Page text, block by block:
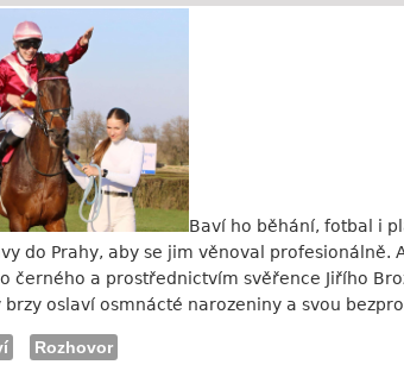
Baví ho běhání, fotbal i
do Prahy, aby se jim věnoval
černého a prostřednictvím svěřence Jiřího
oslaví osmnácté narozeniny a svou
Rozhovor